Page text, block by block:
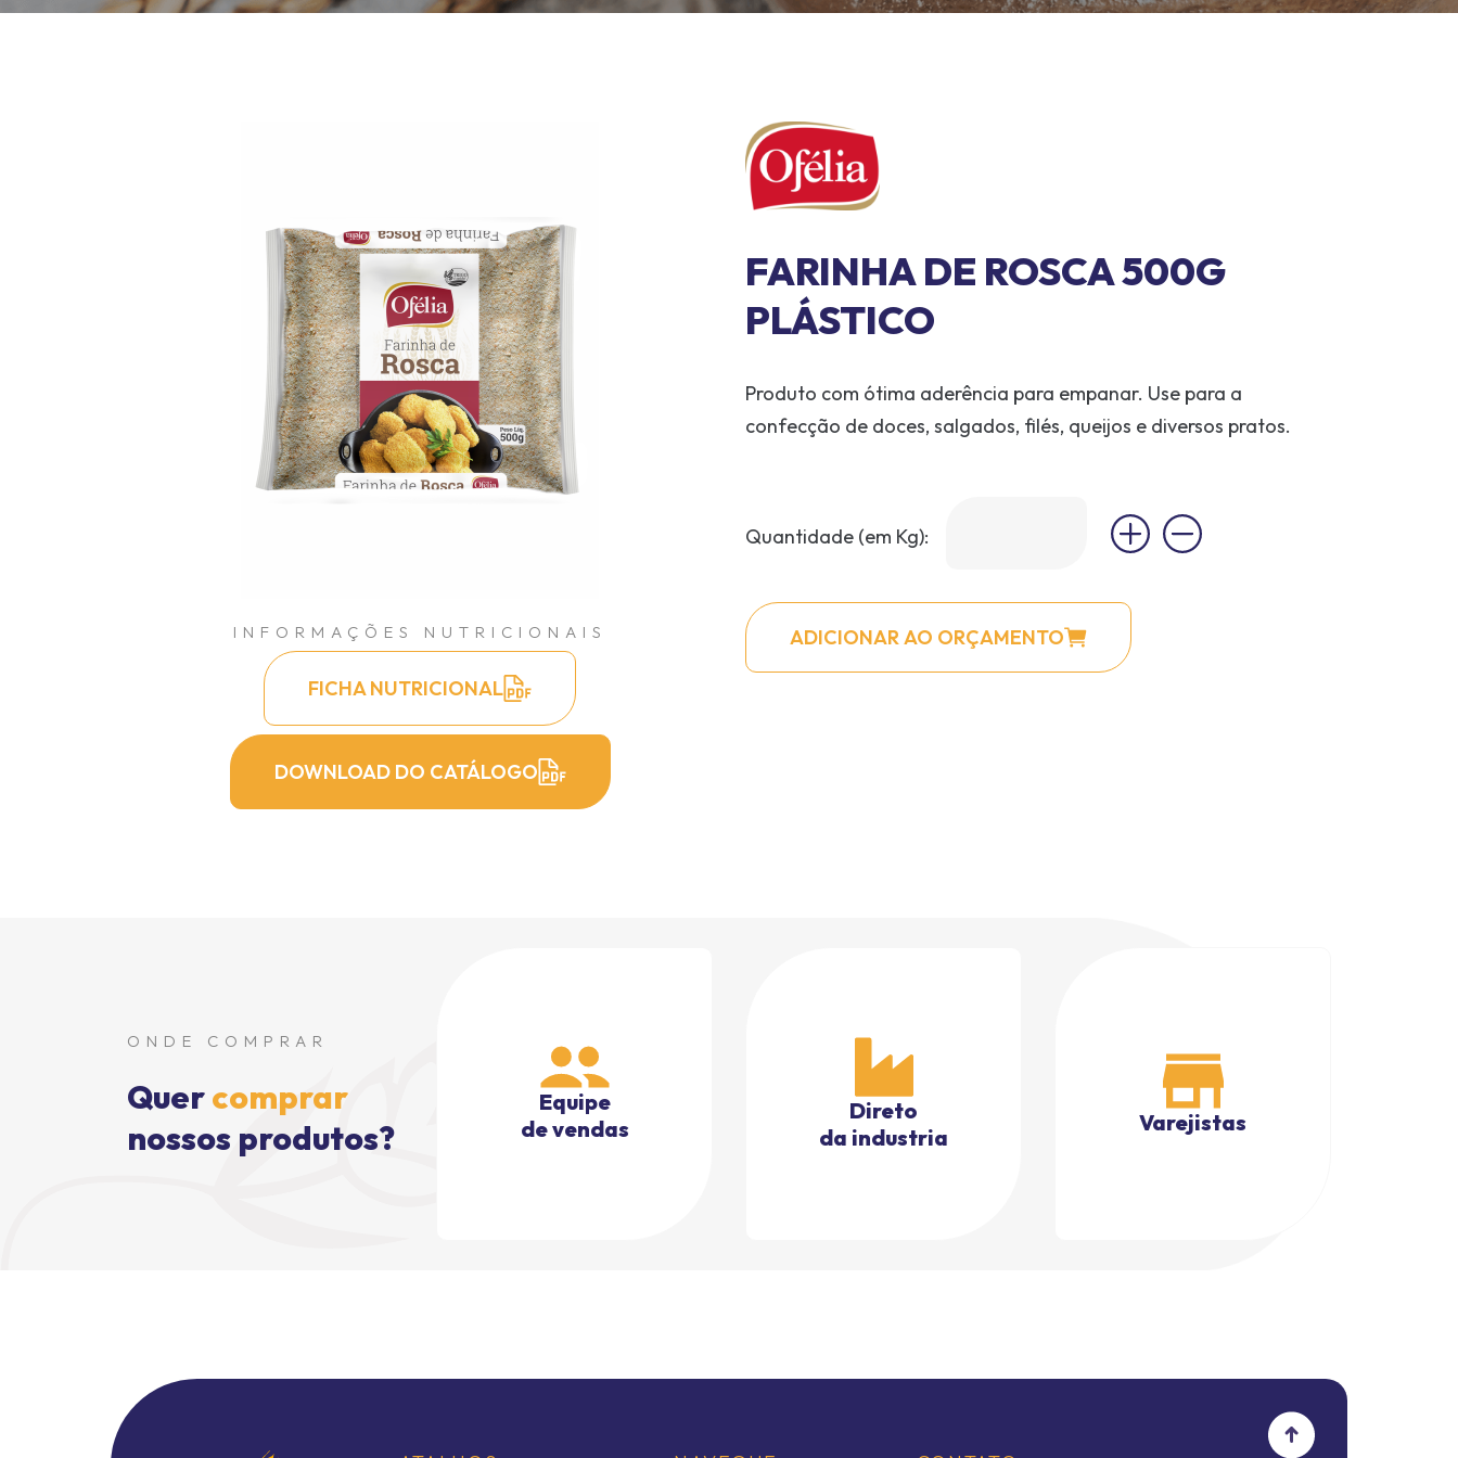
INFORMAÇÕES NUTRICIONAIS
FICHA NUTRICIONAL
DOWNLOAD DO CATÁLOGO
FARINHA DE ROSCA 500G
PLÁSTICO
Produto com ótima aderência para empanar. Use para a
confecção de doces, salgados, filés, queijos e diversos pratos.
Quantidade (em Kg):
ADICIONAR AO ORÇAMENTO
ONDE COMPRAR
Quercomprar
nossos produtos?
Equipe
de vendas
Direto
da industria
Varejistas